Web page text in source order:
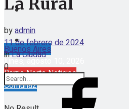
Buenos Aires
lunes, agosto 10, 2026
Barrio Norte Noticias
Comuna2
La Rural
byadmin
11 de febrero de 2024
inLa Ciudad
0